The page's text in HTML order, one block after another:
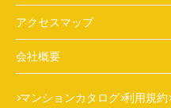
アクセスマップ
会社概要
マンションカタログ 利用規約